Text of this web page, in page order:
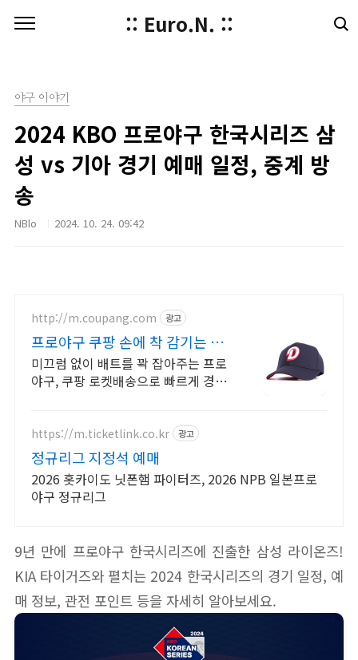
:: Euro.N. ::
야구 이야기
2024 KBO 프로야구 한국시리즈 삼
성 vs 기아 경기 예매 일정, 중계 방
송
NBlo 2024. 10. 24. 09:42
http://m.coupang.com 광고
프로야구 쿠팡 손에 착 감기는 부
드러움
미끄럼 없이 배트를 꽉 잡아주는 프로
야구, 쿠팡 로켓배송으로 빠르게 경험
세요.
https://m.ticketlink.co.kr 광고
정규리그 지정석 예매
2026 홋카이도 닛폰햄 파이터즈, 2026 NPB 일본프로
야구 정규리그
9년 만에 프로야구 한국시리즈에 진출한 삼성 라이온즈!
KIA 타이거즈와 펼치는 2024 한국시리즈의 경기 일정, 예
매 정보, 관전 포인트 등을 자세히 알아보세요.